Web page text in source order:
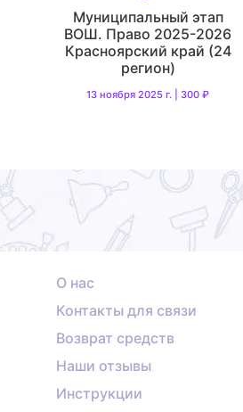
Муниципальный этап
ВОШ. Право 2025-2026
Красноярский край (24
регион)
13 ноября 2025 г. | 300 ₽
О нас
Контакты для связи
Возврат средств
Наши отзывы
Инструкции